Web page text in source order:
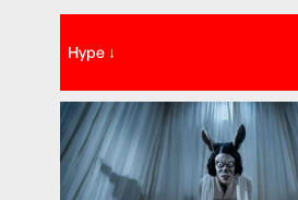
Hype ↓